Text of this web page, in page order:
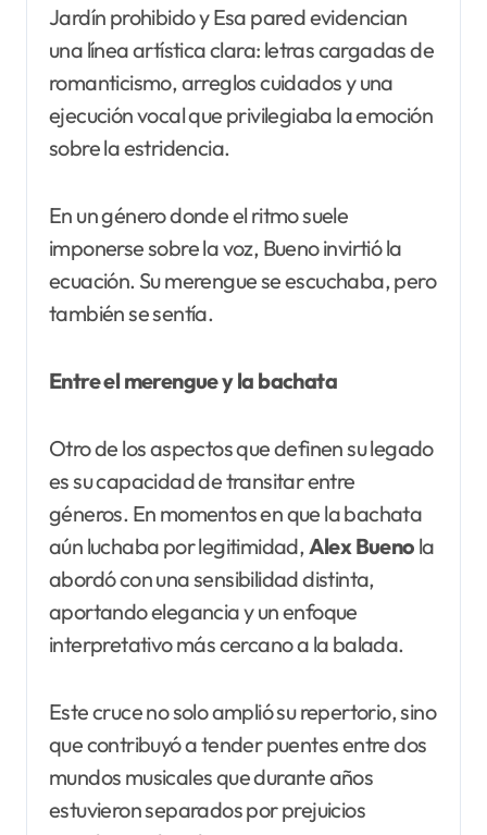
Jardín prohibido y Esa pared evidencian
una línea artística clara: letras cargadas de
romanticismo, arreglos cuidados y una
ejecución vocal que privilegiaba la emoción
sobre la estridencia.
En un género donde el ritmo suele
imponerse sobre la voz, Bueno invirtió la
ecuación. Su merengue se escuchaba, pero
también se sentía.
Entre el merengue y la bachata
Otro de los aspectos que definen su legado
es su capacidad de transitar entre
géneros. En momentos en que la bachata
aún luchaba por legitimidad, Alex Bueno la
abordó con una sensibilidad distinta,
aportando elegancia y un enfoque
interpretativo más cercano a la balada.
Este cruce no solo amplió su repertorio, sino
que contribuyó a tender puentes entre dos
mundos musicales que durante años
estuvieron separados por prejuicios